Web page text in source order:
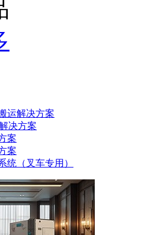
运解决方案
决方案
案
案
统（叉车专用）